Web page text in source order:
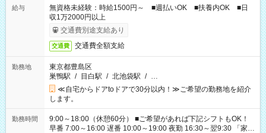
給与
無資格未経験：時給1500円～ ■週払いOK ■扶養内OK ■日
収1万2000円以上
交通費別途支給あり
交通費 交通費全額支給
勤務地
東京都豊島区
巣鴨駅 / 目白駅 / 北池袋駅 / …
≪自宅からドアtoドアで30分以内！≫ご希望の勤務地を紹介
します。
勤務時間
9:00～18:00（休憩60分） ■ご希望があれば下記シフトもOK！
早番 7:00～16:00 遅番 10:00～19:00 夜勤 16:30～翌9:30 「家族